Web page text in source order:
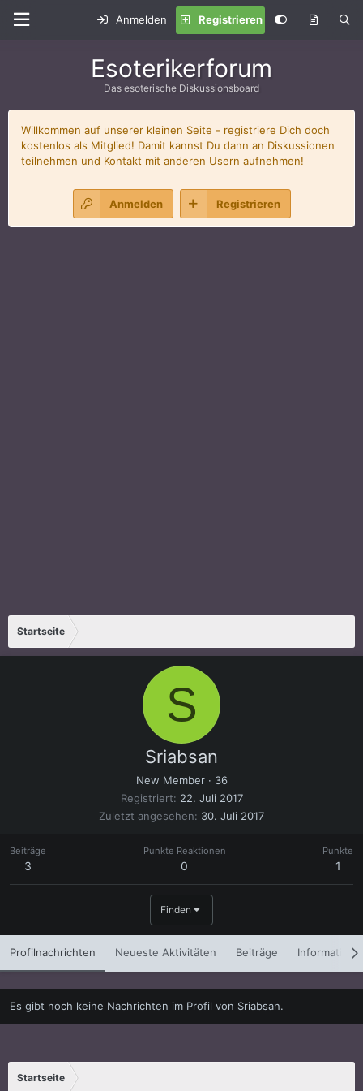
Anmelden Registrieren
Esoterikerforum
Das esoterische Diskussionsboard
Willkommen auf unserer kleinen Seite - registriere Dich doch
kostenlos als Mitglied! Damit kannst Du dann an Diskussionen
teilnehmen und Kontakt mit anderen Usern aufnehmen!
Anmelden Registrieren
Startseite
S
Sriabsan
New Member · 36
Registriert
22. Juli 2017
Zuletzt angesehen
30. Juli 2017
Beiträge
3
Punkte Reaktionen
0
Punkte
1
Finden
Profilnachrichten Neueste Aktivitäten Beiträge
Es gibt noch keine Nachrichten im Profil von Sriabsan.
Startseite